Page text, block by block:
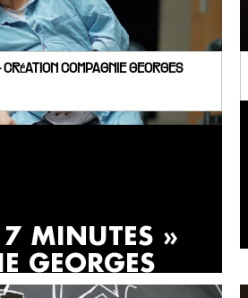
COMPAGNIE GEORGES
MINUTES »
GEORGES